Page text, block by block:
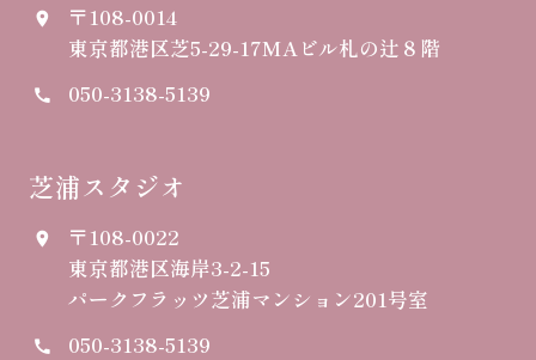
place
〒108-0014
東京都港区芝5-29-17MAビル札の辻８階
call 050-3138-5139
芝浦スタジオ
place
〒108-0022
東京都港区海岸3-2-15
パークフラッツ芝浦マンション201号室
call 050-3138-5139